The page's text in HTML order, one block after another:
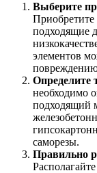
Выберите
подходящие
элементов
Определите
необходимо
подходящий
саморезы.
Правильно